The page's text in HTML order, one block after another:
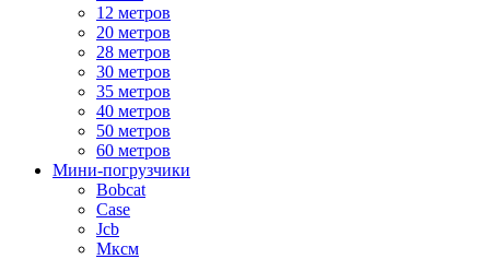
12 метров
20 метров
28 метров
30 метров
35 метров
40 метров
50 метров
60 метров
Мини-погрузчики
Bobcat
Case
Jcb
Мксм